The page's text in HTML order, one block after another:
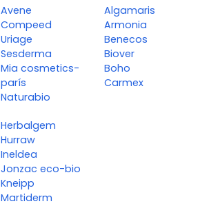
Avene
Compeed
Uriage
Sesderma
Mia cosmetics-
parís
Naturabio
Algamaris
Armonia
Benecos
Biover
Boho
Carmex
Herbalgem
Hurraw
Ineldea
Jonzac eco-bio
Kneipp
Martiderm